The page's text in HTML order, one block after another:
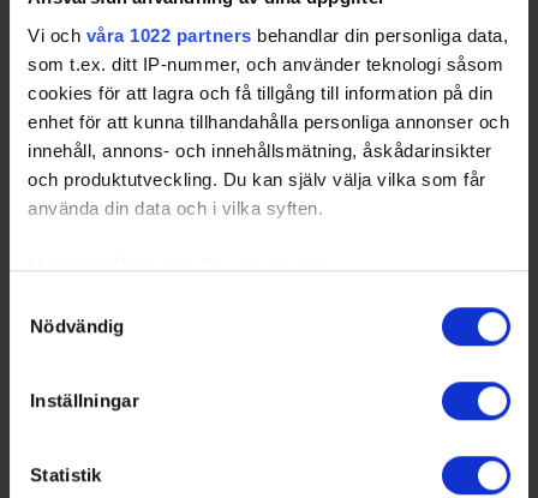
Vi och våra 1022 partners behandlar din personliga data,
som t.ex. ditt IP-nummer, och använder teknologi såsom
cookies för att lagra och få tillgång till information på din
enhet för att kunna tillhandahålla personliga annonser och
innehåll, annons- och innehållsmätning, åskådarinsikter
och produktutveckling. Du kan själv välja vilka som får
använda din data och i vilka syften.
Med din tillåtelse skulle vi även vilja:
kan ha en noggrannhet på upp till flera meter
Ta reda på mer om hur dina personliga uppgifter
Du kan ändra eller dra tillbaka ditt samtycke när som
Nödvändig
Inställningar
Statistik
Swehockey – Svenska Ishockeyförbundets officiella app
Swehockey ger dig tillgång till nyheter, livebevakning
och statistik för samtliga ishockeyserier som spelas i
Sverige. Du kan följa dina favoritserier och lägga upp
sedan välja att få pushnotiser när laget gör mål, i
De senaste hockeynyheterna ifrån Svenska
Resultat och statistik för samtliga serier